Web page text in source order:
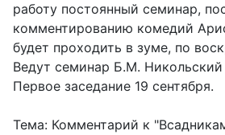
работу постоянный семинар,
комментированию комедий
будет проходить в зуме, по
Ведут семинар Б.М.
Первое заседание 19 сентября.
Тема: Комментарий к